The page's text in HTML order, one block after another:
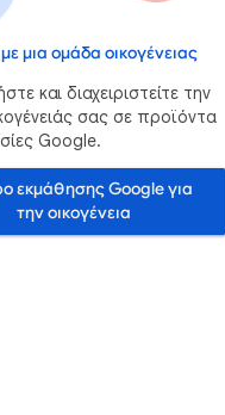
μια ομάδα οικογένειας
και διαχειριστείτε την
σας σε προϊόντα
Google.
εκμάθησης Google για
την οικογένεια